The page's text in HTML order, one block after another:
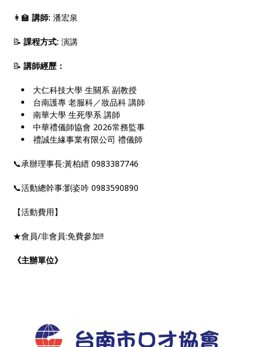
👩‍🏫講師:潘宏泉
📝課程方式:演講
📝講師經歷：
大仁科技大學 生關系 副教授
台南護專 老服科／妝品科 講師
南華大學 生死學系 講師
中華禮儀師協會 2026常務監事
禮誠生緣事業有限公司 禮儀師
📞承辦理事長:黃柏縉 0983387746
📞活動總幹事:劉姿吟 0983590890
【活動費用】
★會員/非會員:免費參加!!
《主辦單位》